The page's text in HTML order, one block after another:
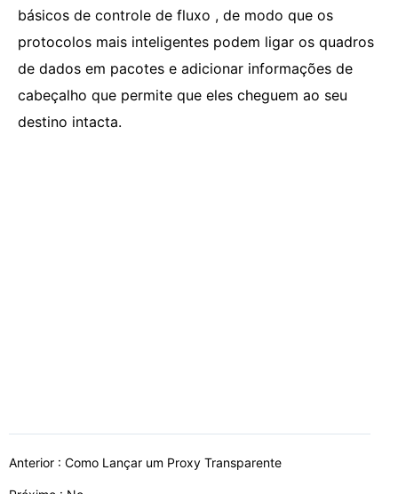
básicos de controle de fluxo , de modo que os
protocolos mais inteligentes podem ligar os quadros
de dados em pacotes e adicionar informações de
cabeçalho que permite que eles cheguem ao seu
destino intacta.
Anterior : Como Lançar um Proxy Transparente